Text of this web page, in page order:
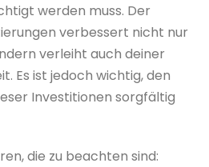
werden muss. Der
verbessert nicht nur
verleiht auch deiner
Es ist jedoch wichtig, den
Investitionen sorgfältig
die zu beachten sind: